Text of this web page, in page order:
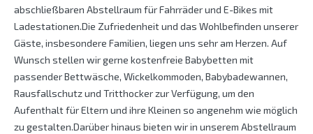
abschließbaren Abstellraum für Fahrräder und E-Bikes mit
Ladestationen.Die Zufriedenheit und das Wohlbefinden unserer
Gäste, insbesondere Familien, liegen uns sehr am Herzen. Auf
Wunsch stellen wir gerne kostenfreie Babybetten mit
passender Bettwäsche, Wickelkommoden, Babybadewannen,
Rausfallschutz und Tritthocker zur Verfügung, um den
Aufenthalt für Eltern und ihre Kleinen so angenehm wie möglich
zu gestalten.Darüber hinaus bieten wir in unserem Abstellraum